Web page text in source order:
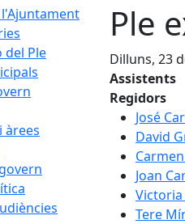
del Ple
àrees
Ple
Dilluns, 23
Assistents
Regidors
José
David
Joan
Victoria
Tere